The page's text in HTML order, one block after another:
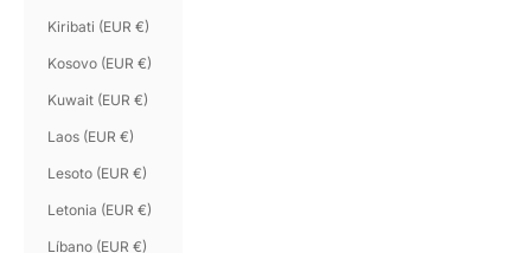
Kiribati (EUR €)
Kosovo (EUR €)
Kuwait (EUR €)
Laos (EUR €)
Lesoto (EUR €)
Letonia (EUR €)
Líbano (EUR €)